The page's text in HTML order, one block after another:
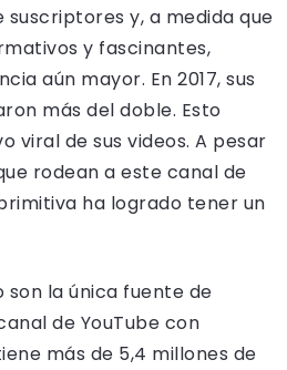
y, a medida que
y fascinantes,
aún mayor. En 2017, sus
más del doble. Esto
viral de sus videos. A pesar
rodean a este canal de
ha logrado tener un
son la única fuente de
de YouTube con
más de 5,4 millones de